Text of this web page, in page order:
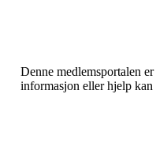
Denne medlemsportalen
informasjon eller hjelp kan